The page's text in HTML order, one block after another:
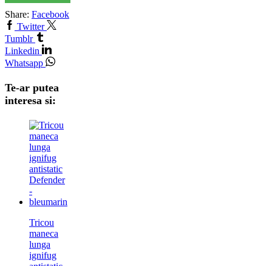
Share: Facebook
Twitter
Tumblr
Linkedin
Whatsapp
Te-ar putea
interesa si:
Tricou
maneca
lunga
ignifug